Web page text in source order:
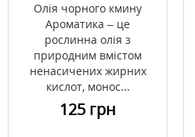
Олія чорного кмину
Ароматика – це
рослинна олія з
природним вмістом
ненасичених жирних
кислот, монос...
125 грн